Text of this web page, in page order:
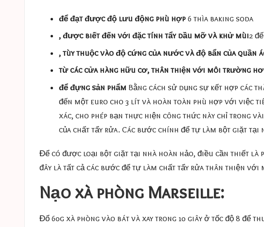
để đạt được độ lưu động phù hợp 6 thìa baking soda
, được biết đến với đặc tính tẩy dầu mỡ và khử mùi2
, tùy thuộc vào độ cứng của nước và độ bẩn của quần
từ các cửa hàng hữu cơ, thân thiện với môi trường
để đựng sản phẩm Bằng cách sử dụng sự kết hợp các
đến một euro cho 3 lít và hoàn toàn phù hợp với việc
xác, cho phép bạn thực hiện công thức này chỉ trong
của chất tẩy rửa. Các bước chính để tự làm bột giặt
Để có được loại bột giặt tại nhà hoàn hảo, điều cần thiết là
đây là tất cả các bước để tự làm chất tẩy rửa thân thiện với
Nạo xà phòng Marseille:
Đổ 60g xà phòng vào bát và xay trong 10 giây ở tốc độ 8 để